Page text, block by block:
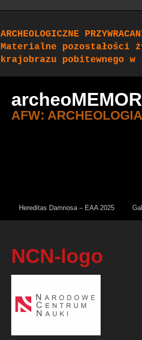
ARCHEOLOGICZNE
Materialne pozostałości
krajobrazu pobitewnego
AFW:
Hereditas Damnosa – EAA 2025
NCN-logo